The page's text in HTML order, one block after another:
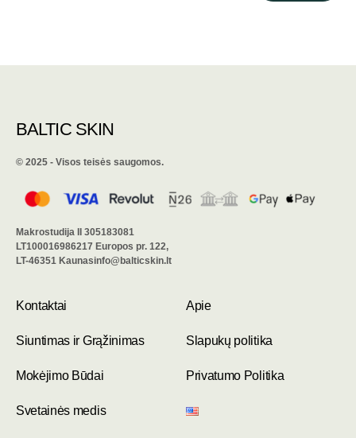
BALTIC SKIN
©️ 2025 - Visos teisės saugomos.
Kontaktai Apie
Siuntimas ir Grąžinimas Slapukų politika
Mokėjimo Būdai Privatumo Politika
Svetainės medis
Makrostudija II 305183081
LT100016986217 Europos pr. 122,
LT-46351 Kaunasinfo@balticskin.lt